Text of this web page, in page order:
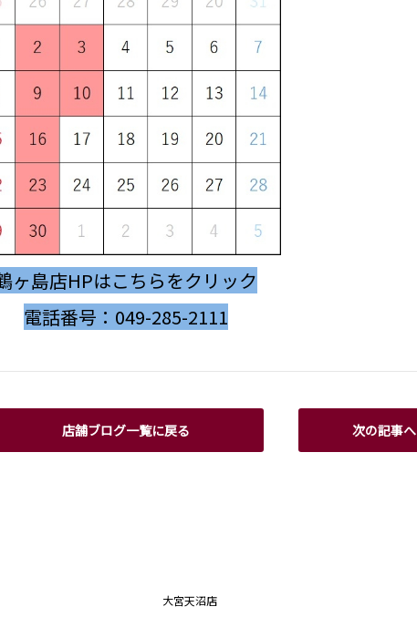
ヶ島店HPはこちらをクリック
電話番号：049-285-2111
店舗ブログ一覧に戻る 次の記事へ
大宮天沼店